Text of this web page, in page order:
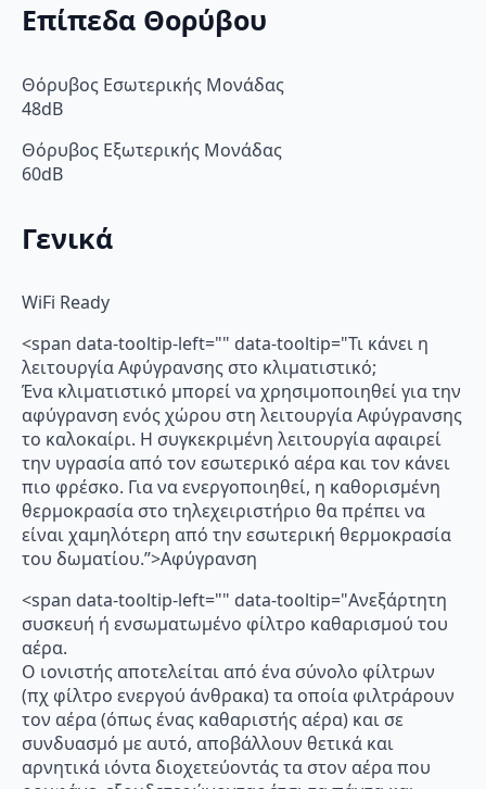
Επίπεδα Θορύβου
Θόρυβος Εσωτερικής Μονάδας
48dB
Θόρυβος Εξωτερικής Μονάδας
60dB
Γενικά
WiFi Ready
<span data-tooltip-left="" data-tooltip="Τι κάνει η
λειτουργία Αφύγρανσης στο κλιματιστικό;
Ένα κλιματιστικό μπορεί να χρησιμοποιηθεί για την
αφύγρανση ενός χώρου στη λειτουργία Αφύγρανσης
το καλοκαίρι. Η συγκεκριμένη λειτουργία αφαιρεί
την υγρασία από τον εσωτερικό αέρα και τον κάνει
πιο φρέσκο. Για να ενεργοποιηθεί, η καθορισμένη
θερμοκρασία στο τηλεχειριστήριο θα πρέπει να
είναι χαμηλότερη από την εσωτερική θερμοκρασία
του δωματίου.”>Αφύγρανση
<span data-tooltip-left="" data-tooltip="Ανεξάρτητη
συσκευή ή ενσωματωμένο φίλτρο καθαρισμού του
αέρα.
Ο ιονιστής αποτελείται από ένα σύνολο φίλτρων
(πχ φίλτρο ενεργού άνθρακα) τα οποία φιλτράρουν
τον αέρα (όπως ένας καθαριστής αέρα) και σε
συνδυασμό με αυτό, αποβάλλουν θετικά και
αρνητικά ιόντα διοχετεύοντάς τα στον αέρα που